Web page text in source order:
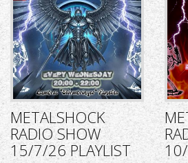
METALSHOCK
RADIO SHOW
15/7/26 PLAYLIST